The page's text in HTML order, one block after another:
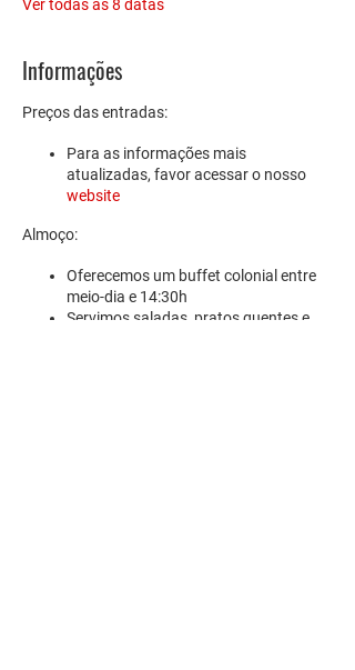
Ver todas as 8 datas
Informações
Preços das entradas:
Para as informações mais
atualizadas, favor acessar o nosso
website
Almoço:
Oferecemos um buffet colonial entre
meio-dia e 14:30h
Servimos saladas, pratos quentes e